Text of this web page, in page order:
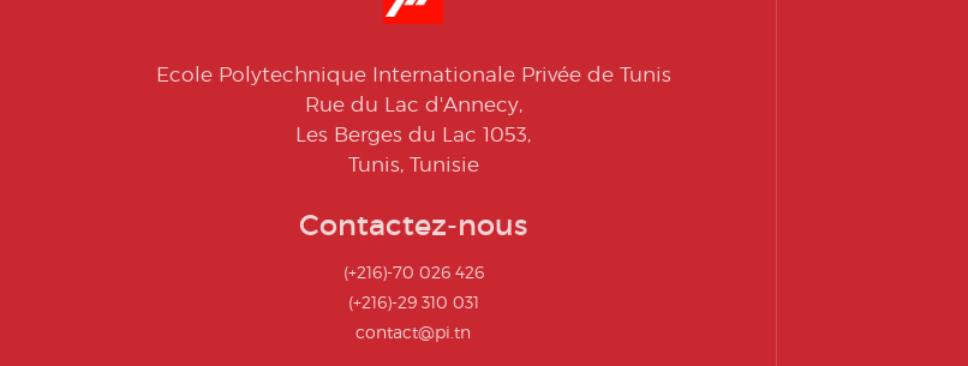
Ecole Polytechnique Internationale Privée de Tunis
Rue du Lac d'Annecy,
Les Berges du Lac 1053,
Tunis, Tunisie
Contactez-nous
(+216)-70 026 426
(+216)-29 310 031
contact@pi.tn